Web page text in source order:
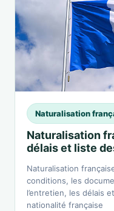
Naturalisation
Naturalisation
délais et liste
Naturalisation
conditions, les
l’entretien, les délais
nationalité française